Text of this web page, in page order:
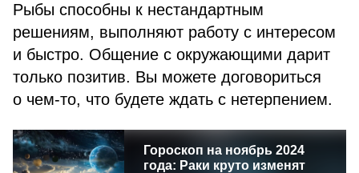
Рыбы способны к нестандартным
решениям, выполняют работу с интересом
и быстро. Общение с окружающими дарит
только позитив. Вы можете договориться
о чем-то, что будете ждать с нетерпением.
Гороскоп на ноябрь 2024
года: Раки круто изменят